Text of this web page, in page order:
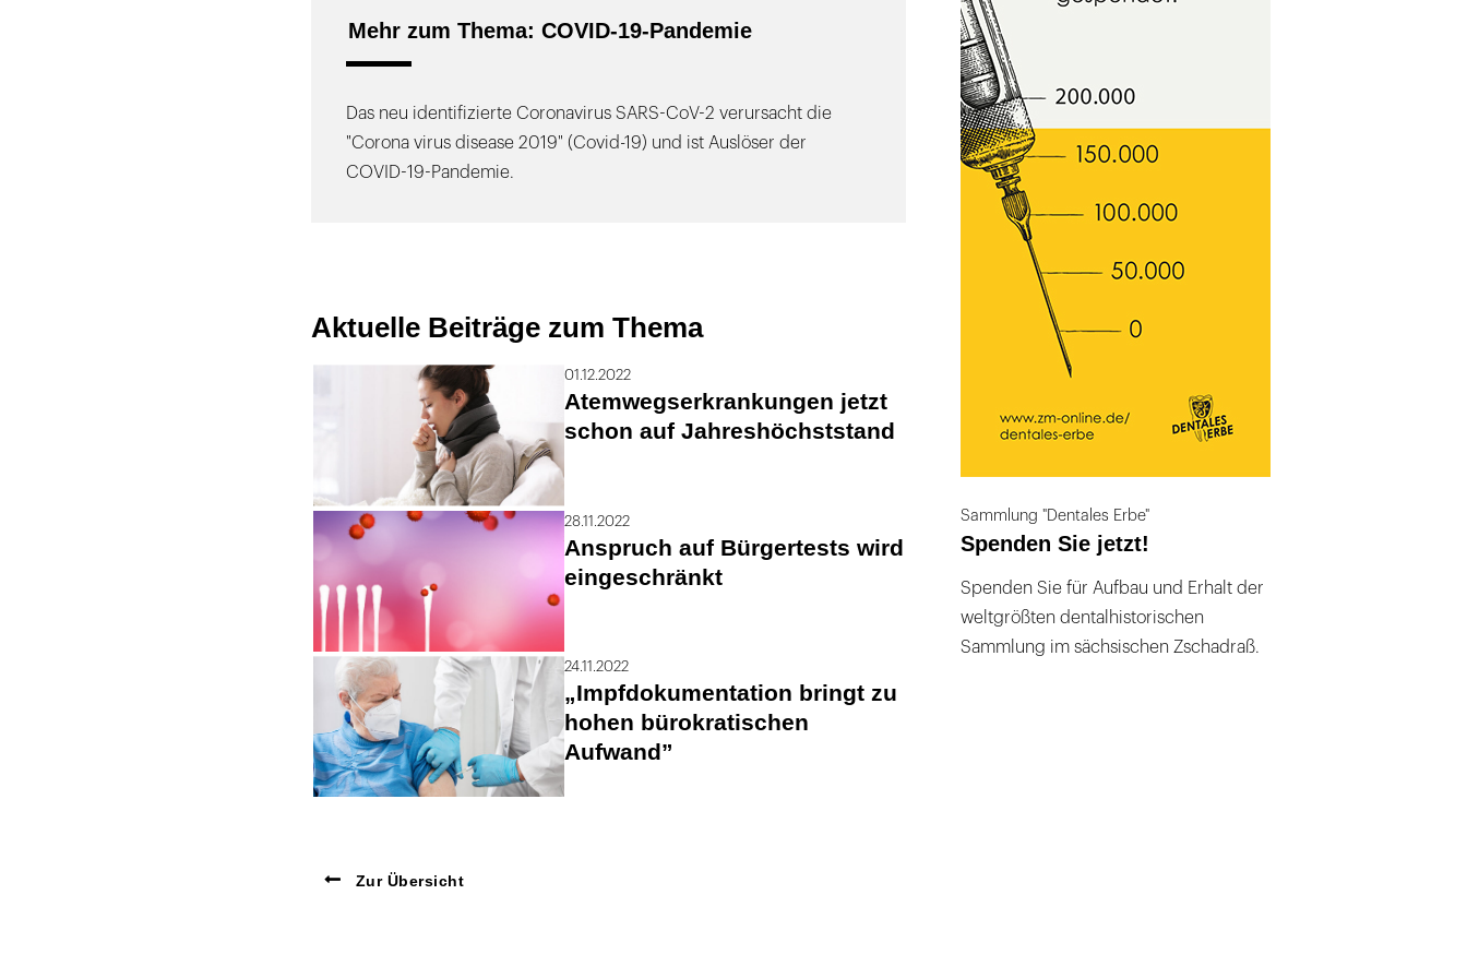
Mehr zum Thema: COVID-19-Pandemie
Das neu identifizierte Coronavirus SARS-CoV-2 verursacht die
"Corona virus disease 2019" (Covid-19) und ist Auslöser der
COVID-19-Pandemie.
Aktuelle Beiträge zum Thema
01.12.2022
Atemwegserkrankungen jetzt
schon auf Jahreshöchststand
28.11.2022
Anspruch auf Bürgertests wird
eingeschränkt
24.11.2022
„Impfdokumentation bringt zu
hohen bürokratischen
Aufwand”
Zur Übersicht
Sammlung "Dentales Erbe"
Spenden Sie jetzt!
Spenden Sie für Aufbau und Erhalt der
weltgrößten dentalhistorischen
Sammlung im sächsischen Zschadraß.